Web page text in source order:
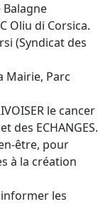
Oliu di Corsica.
(Syndicat des
Mairie, Parc
le cancer
des ECHANGES.
être, pour
à la création
les